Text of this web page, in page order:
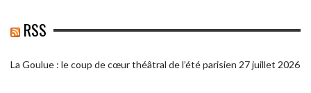
RSS
La Goulue : le coup de cœur théâtral de l’été parisien 27 juillet 2026